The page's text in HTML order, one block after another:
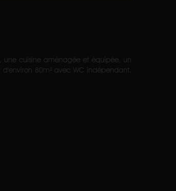
une cuisine aménagée et équipée, un
80m² avec WC indépendant,